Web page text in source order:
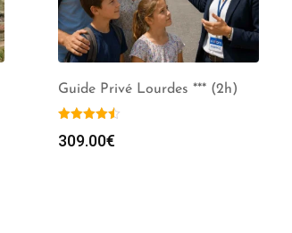
Guide Privé Lourdes *** (2h)
309.00€